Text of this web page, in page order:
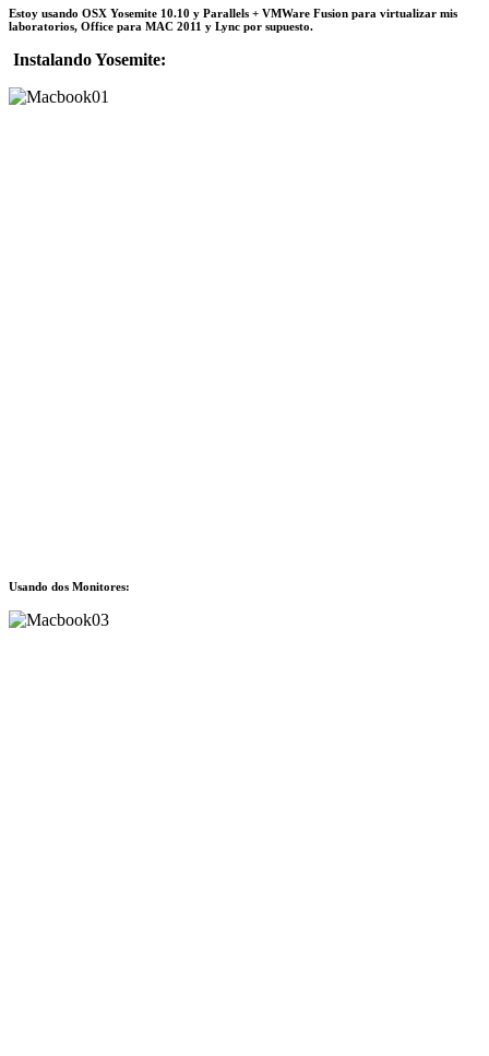
Estoy usando OSX Yosemite 10.10 y Parallels + VMWare Fusion para virtualizar mis
laboratorios, Office para MAC 2011 y Lync por supuesto.
Instalando Yosemite:
Usando dos Monitores: